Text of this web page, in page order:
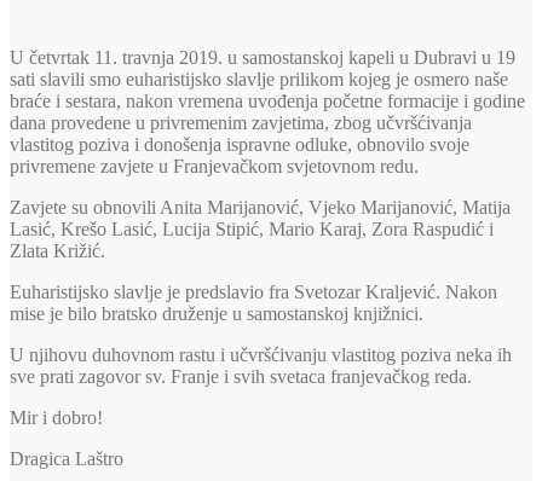
U četvrtak 11. travnja 2019. u samostanskoj kapeli u Dubravi u 19
sati slavili smo euharistijsko slavlje prilikom kojeg je osmero naše
braće i sestara, nakon vremena uvođenja početne formacije i godine
dana provedene u privremenim zavjetima, zbog učvršćivanja
vlastitog poziva i donošenja ispravne odluke, obnovilo svoje
privremene zavjete u Franjevačkom svjetovnom redu.
Zavjete su obnovili Anita Marijanović, Vjeko Marijanović, Matija
Lasić, Krešo Lasić, Lucija Stipić, Mario Karaj, Zora Raspudić i
Zlata Križić.
Euharistijsko slavlje je predslavio fra Svetozar Kraljević. Nakon
mise je bilo bratsko druženje u samostanskoj knjižnici.
U njihovu duhovnom rastu i učvršćivanju vlastitog poziva neka ih
sve prati zagovor sv. Franje i svih svetaca franjevačkog reda.
Mir i dobro!
Dragica Laštro